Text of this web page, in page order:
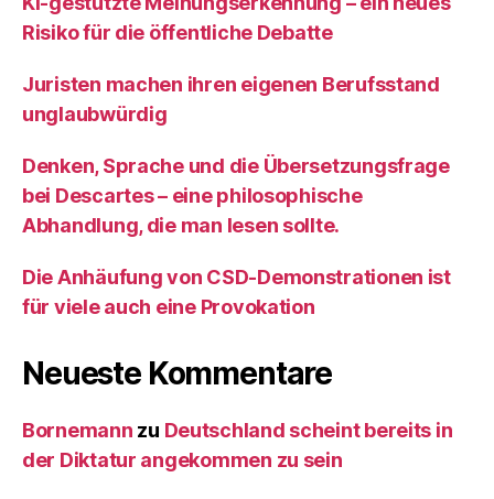
Risiko für die öffentliche Debatte
Juristen machen ihren eigenen Berufsstand
unglaubwürdig
Denken, Sprache und die Übersetzungsfrage
bei Descartes – eine philosophische
Abhandlung, die man lesen sollte.
Die Anhäufung von CSD-Demonstrationen ist
für viele auch eine Provokation
Neueste Kommentare
Bornemann zu Deutschland scheint bereits in
der Diktatur angekommen zu sein